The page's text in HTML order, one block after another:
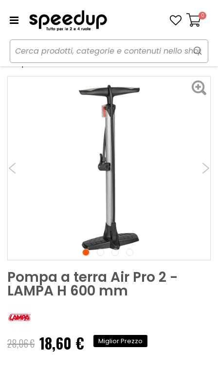
Carrello
0
Home Bici Accessori bici
Pompe
Pompa a terra Air Pro 2 - LAMPA
Pompa a terra Air Pro 2 -
LAMPA H 600 mm
28,06 € Prezzo
speciale
18,60 € Miglior Prezzo